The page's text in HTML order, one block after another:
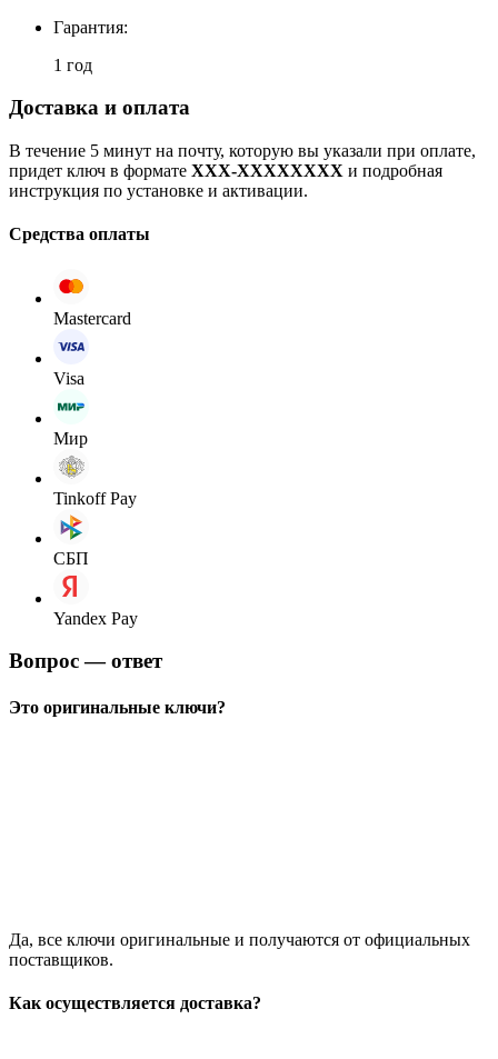
Гарантия:
1 год
Доставка и оплата
В течение 5 минут на почту, которую вы указали при оплате,
придет ключ в формате XXX-XXXXXXXX и подробная
инструкция по установке и активации.
Средства оплаты
Mastercard
Visa
Мир
Tinkoff Pay
СБП
Yandex Pay
Вопрос — ответ
Это оригинальные ключи?
Да, все ключи оригинальные и получаются от официальных
поставщиков.
Как осуществляется доставка?